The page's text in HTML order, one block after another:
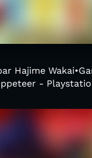
Hajime
-